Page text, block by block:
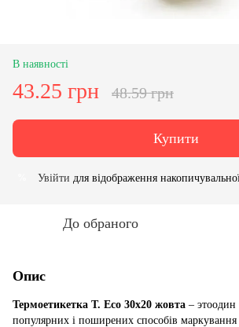
В наявності
43.25 грн 48.59 грн
Купити
Увійти для відображення
До обраного
Опис
Термоетикетка T. Eco 30x20 жовта – этоодин
популярних і поширених способів маркування